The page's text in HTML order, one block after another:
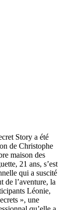
Story a été
de Christophe
maison des
21 ans, s’est
qui a suscité
de l’aventure, la
Léonie,
», une